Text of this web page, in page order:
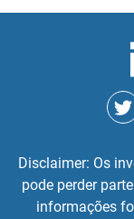
Disclaimer: Os
pode perder
informações